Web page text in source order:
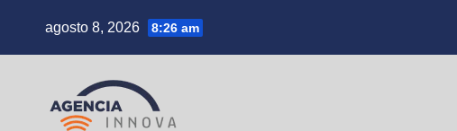
agosto 8, 2026 8:26 am